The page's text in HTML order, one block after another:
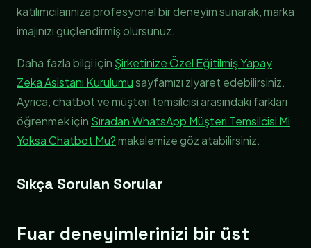
katılımcılarınıza profesyonel bir deneyim sunarak, marka
imajınızı güçlendirmiş olursunuz.
Daha fazla bilgi için Şirketinize Özel Eğitilmiş Yapay
Zeka Asistanı Kurulumusayfamızı ziyaret edebilirsiniz.
Ayrıca, chatbot ve müşteri temsilcisi arasındaki farkları
öğrenmek için Sıradan WhatsApp Müşteri Temsilcisi Mi
Yoksa Chatbot Mu?makalemize göz atabilirsiniz.
Sıkça Sorulan Sorular
Fuar deneyimlerinizi bir üst